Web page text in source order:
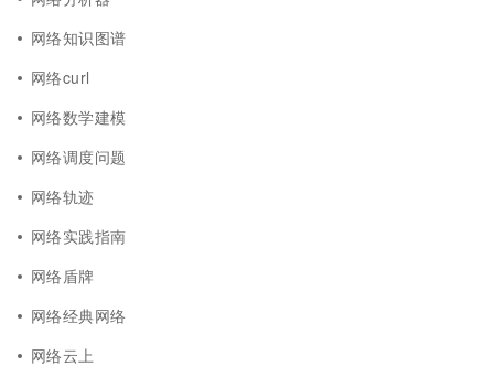
网络知识图谱
网络curl
网络数学建模
网络调度问题
网络轨迹
网络实践指南
网络盾牌
网络经典网络
网络云上